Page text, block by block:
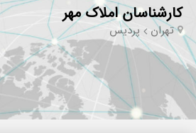
کارشناسان املاک مهر
تهران پردیس